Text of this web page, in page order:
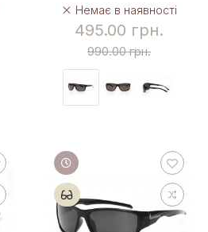
Немає в наявності
495.00 грн.
990.00 грн.